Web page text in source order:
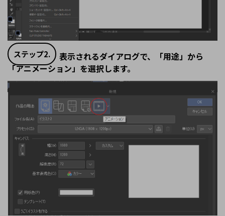
ステップ2.
表示されるダイアログで、「用途」から
「アニメーション」を選択します。